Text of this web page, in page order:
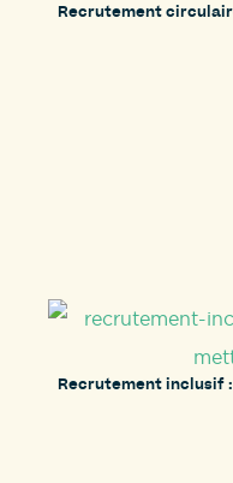
Recrutement
Recrutement inclusif